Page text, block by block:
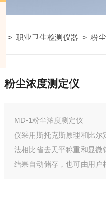
> 职业卫生检测仪器 > 粉
粉尘浓度测定仪
MD-1粉尘浓度测定仪
仪采用斯托克斯原理和比
法相比省去天平称重和显微
结果自动储存，也可由用户
据，储存的数据可根据用